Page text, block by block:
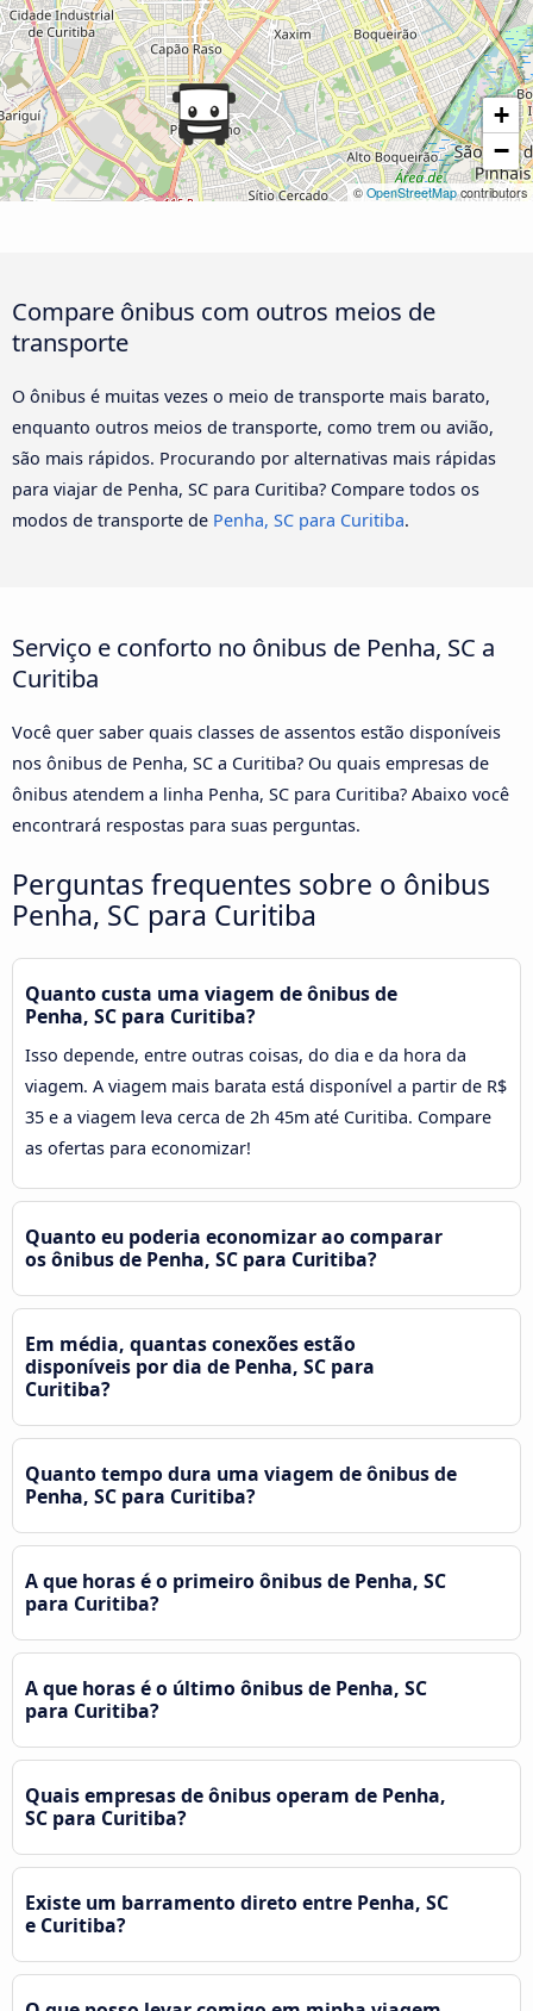
+
−
© OpenStreetMapcontributors
Compare ônibus com outros meios de
transporte
O ônibus é muitas vezes o meio de transporte mais barato,
enquanto outros meios de transporte, como trem ou avião,
são mais rápidos. Procurando por alternativas mais rápidas
para viajar de Penha, SC para Curitiba? Compare todos os
modos de transporte de Penha, SC para Curitiba.
Serviço e conforto no ônibus de Penha, SC a
Curitiba
Você quer saber quais classes de assentos estão disponíveis
nos ônibus de Penha, SC a Curitiba? Ou quais empresas de
ônibus atendem a linha Penha, SC para Curitiba? Abaixo você
encontrará respostas para suas perguntas.
Perguntas frequentes sobre o ônibus
Penha, SC para Curitiba
Quanto custa uma viagem de ônibus de
Penha, SC para Curitiba?
Isso depende, entre outras coisas, do dia e da hora da
viagem. A viagem mais barata está disponível a partir de R$
35 e a viagem leva cerca de 2h 45m até Curitiba. Compare
as ofertas para economizar!
Quanto eu poderia economizar ao comparar
os ônibus de Penha, SC para Curitiba?
Em média, quantas conexões estão
disponíveis por dia de Penha, SC para
Curitiba?
Quanto tempo dura uma viagem de ônibus de
Penha, SC para Curitiba?
A que horas é o primeiro ônibus de Penha, SC
para Curitiba?
A que horas é o último ônibus de Penha, SC
para Curitiba?
Quais empresas de ônibus operam de Penha,
SC para Curitiba?
Existe um barramento direto entre Penha, SC
e Curitiba?